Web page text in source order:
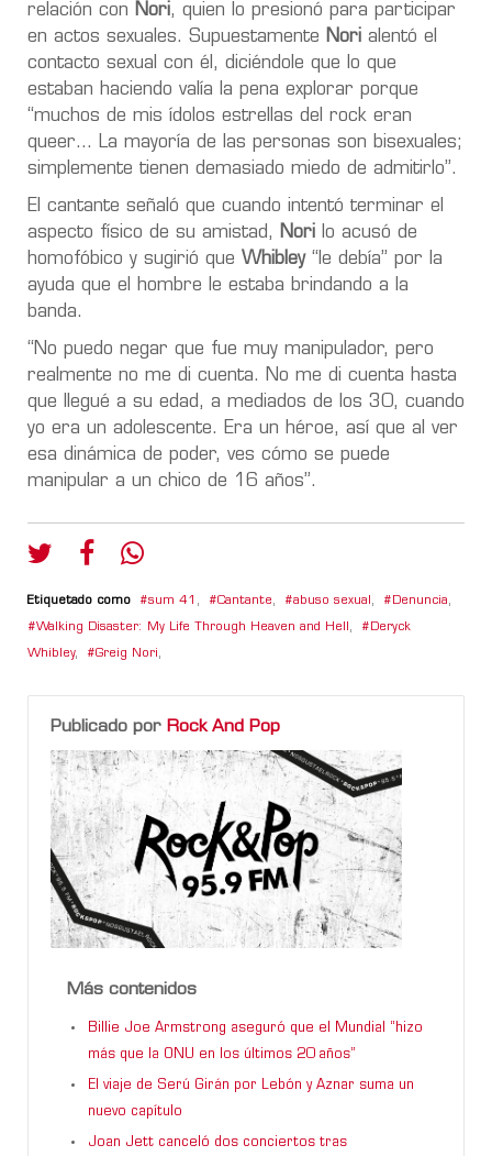
relación con
Nori, quien lo presionó para participar
en actos sexuales. Supuestamente
Nori alentó el
contacto sexual con él, diciéndole que lo que
estaban haciendo valía la pena explorar porque
“muchos de mis ídolos estrellas del rock eran
queer… La mayoría de las personas son bisexuales;
simplemente tienen demasiado miedo de admitirlo”.
El cantante señaló que cuando intentó terminar el
aspecto físico de su amistad,
Nori lo acusó de
homofóbico y sugirió que Whibley“le debía” por la
ayuda que el hombre le estaba brindando a la
banda.
“No puedo negar que fue muy manipulador, pero
realmente no me di cuenta. No me di cuenta hasta
que llegué a su edad, a mediados de los 30, cuando
yo era un adolescente. Era un héroe, así que al ver
esa dinámica de poder, ves cómo se puede
manipular a un chico de 16 años”.
Etiquetado como sum 41 , Cantante, abuso sexual , Denuncia,
Walking Disaster: My Life Through Heaven and Hell , Deryck
Whibley, Greig Nori,
Publicado por Rock And Pop
Más contenidos
Billie Joe Armstrong aseguró que el Mundial “hizo
más que la ONU en los últimos 20 años”
El viaje de Serú Girán por Lebón y Aznar suma un
nuevo capítulo
Joan Jett canceló dos conciertos tras